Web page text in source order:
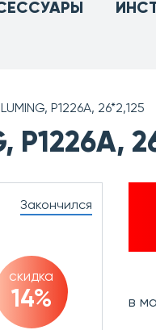
P1226A, 26*2,125
Закончился
скидка
14% в